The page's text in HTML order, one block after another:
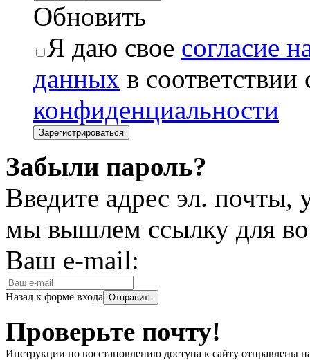
Обновить
Я даю свое согласие
данных в соответствии
конфиденциальности
Забыли пароль?
Введите адрес эл. почты,
мы вышлем ссылку для
Ваш e-mail:
Назад к форме входа
Проверьте почту!
Инструкции по восстановлению доступа к сайту отправлены